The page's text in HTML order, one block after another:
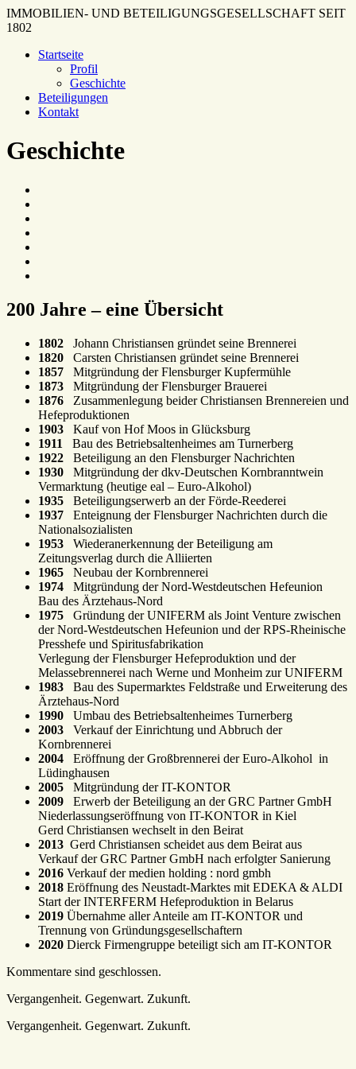
IMMOBILIEN- UND BETEILIGUNGSGESELLSCHAFT SEIT
1802
Startseite
Profil
Geschichte
Beteiligungen
Kontakt
Geschichte
200 Jahre – eine Übersicht
1802 Johann Christiansen gründet seine Brennerei
1820 Carsten Christiansen gründet seine Brennerei
1857 Mitgründung der Flensburger Kupfermühle
1873 Mitgründung der Flensburger Brauerei
1876 Zusammenlegung beider Christiansen Brennereien und
Hefeproduktionen
1903 Kauf von Hof Moos in Glücksburg
1911
Bau des Betriebsaltenheimes am Turnerberg
1922 Beteiligung an den Flensburger Nachrichten
1930 Mitgründung der dkv-Deutschen Kornbranntwein
Vermarktung (heutige eal – Euro-Alkohol)
1935 Beteiligungserwerb an der Förde-Reederei
1937 Enteignung der Flensburger Nachrichten durch die
Nationalsozialisten
1953 Wiederanerkennung der Beteiligung am
Zeitungsverlag durch die Alliierten
1965 Neubau der Kornbrennerei
1974 Mitgründung der Nord-Westdeutschen Hefeunion
Bau des Ärztehaus-Nord
1975 Gründung der UNIFERM als Joint Venture zwischen
der Nord-Westdeutschen Hefeunion und der RPS-Rheinische
Presshefe und Spiritusfabrikation
Verlegung der Flensburger Hefeproduktion und der
Melassebrennerei nach Werne und Monheim zur UNIFERM
1983 Bau des Supermarktes Feldstraße und Erweiterung des
Ärztehaus-Nord
1990 Umbau des Betriebsaltenheimes Turnerberg
2003 Verkauf der Einrichtung und Abbruch der
Kornbrennerei
2004 Eröffnung der Großbrennerei der Euro-Alkohol in
Lüdinghausen
2005 Mitgründung der IT-KONTOR
2009 Erwerb der Beteiligung an der GRC Partner GmbH
Niederlassungseröffnung von IT-KONTOR in Kiel
Gerd Christiansen wechselt in den Beirat
2013 Gerd Christiansen scheidet aus dem Beirat aus
Verkauf der GRC Partner GmbH nach erfolgter Sanierung
2016 Verkauf der medien holding : nord gmbh
2018 Eröffnung des Neustadt-Marktes mit EDEKA & ALDI
Start der INTERFERM Hefeproduktion in Belarus
2019 Übernahme aller Anteile am IT-KONTOR und
Trennung von Gründungsgesellschaftern
2020 Dierck Firmengruppe beteiligt sich am IT-KONTOR
Kommentare sind geschlossen.
Vergangenheit. Gegenwart. Zukunft.
Vergangenheit. Gegenwart. Zukunft.